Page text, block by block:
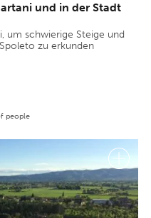
und in der Stadt
um schwierige Steige und
zu erkunden
people